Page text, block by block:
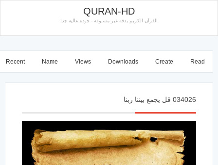
QURAN-HD
القرآن الكريم بدقة غير مسبوقة - جودة عالية جدا
Recent Name Views Downloads Create Read
034026 قل يجمع بيننا ربنا